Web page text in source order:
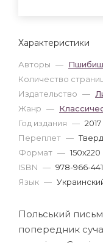
Характеристики
Авторы —
Количество
Издательство —
Жанр —
Год издания — 2017
Переплет —
Формат —
ISBN — 978-966-
Язык —
Польський
попередник